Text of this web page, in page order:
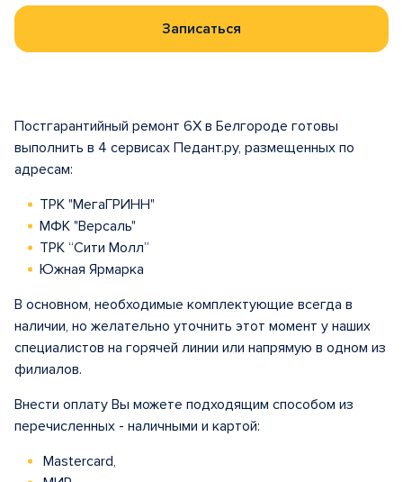
Записаться
Постгарантийный ремонт 6X в Белгороде готовы
выполнить в 4 сервисах Педант.ру, размещенных по
адресам:
ТРК "МегаГРИНН"
МФК "Версаль"
ТРК “Сити Молл”
Южная Ярмарка
В основном, необходимые комплектующие всегда в
наличии, но желательно уточнить этот момент у наших
специалистов на горячей линии или напрямую в одном из
филиалов.
Внести оплату Вы можете подходящим способом из
перечисленных - наличными и картой:
Mastercard,